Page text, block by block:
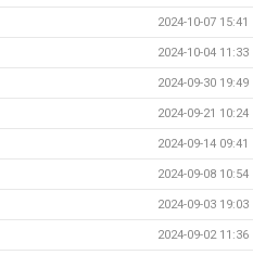
2024-10-07 15:41
2024-10-04 11:33
2024-09-30 19:49
2024-09-21 10:24
2024-09-14 09:41
2024-09-08 10:54
2024-09-03 19:03
2024-09-02 11:36